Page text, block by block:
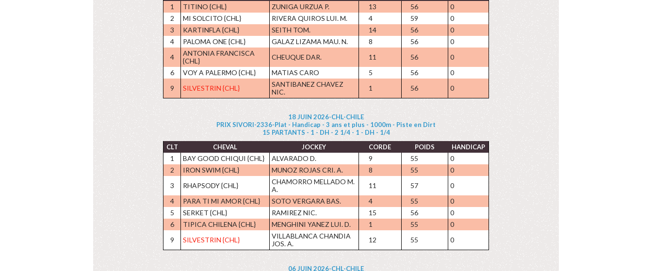
1 TITINO {CHL} ZUNIGA URZUA P. 13 56
0
2
MI SOLCITO {CHL} RIVERA QUIROS LUI. M. 4 59
0
3
KARTINFLA {CHL} SEITH TOM. 14 56
0
4
PALOMA ONE {CHL} GALAZ LIZAMA MAU. N. 8 56
0
4
ANTONIA FRANCISCA
{CHL}
CHEUQUE DAR. 11 56
0
6
VOY A PALERMO {CHL} MATIAS CARO 5 56
0
9
SILVESTRIN {CHL}
SANTIBANEZ CHAVEZ
NIC.
1 56 0
18 JUIN 2026-CHL-CHILE
PRIX SIVORI-2336-Plat - Handicap - 3 ans et plus - 1000m - Piste en Dirt
15 PARTANTS - 1 - DH - 2 1/4 - 1 - DH - 1/4
CLT
CHEVAL JOCKEY CORDE POIDS HANDICAP
1 BAY GOOD CHIQUI {CHL} ALVARADO D. 9 55
0
2
IRON SWIM {CHL} MUNOZ ROJAS CRI. A. 8 55
0
3
RHAPSODY {CHL}
CHAMORRO MELLADO M.
A.
11 57
0
4
PARA TI MI AMOR {CHL} SOTO VERGARA BAS. 4 55
0
5
SERKET {CHL} RAMIREZ NIC. 15 56
0
6
TIPICA CHILENA {CHL} MENGHINI YANEZ LUI. D. 1 55
0
9
SILVESTRIN {CHL}
VILLABLANCA CHANDIA
JOS. A.
12 55 0
06 JUIN 2026-CHL-CHILE